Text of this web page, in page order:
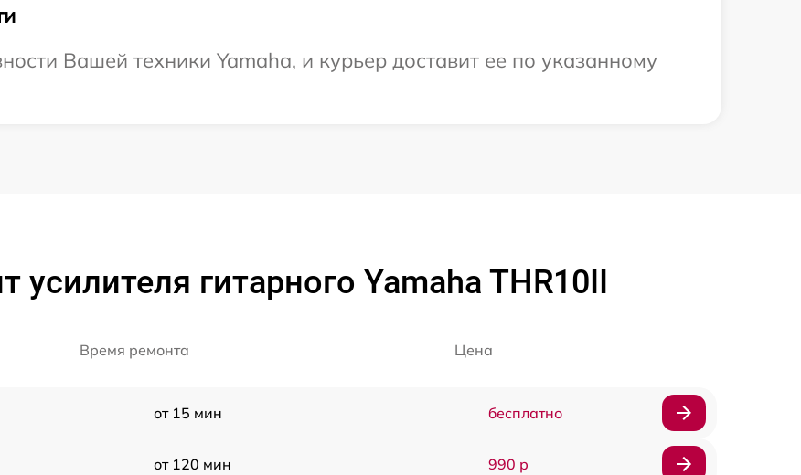
Вашей техники Yamaha, и курьер доставит ее по указанному
гитарного Yamaha THR10II
Время ремонта Цена
от 15 мин бесплатно
от 120 мин 990 р